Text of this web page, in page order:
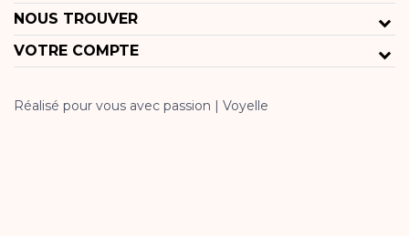
NOUS TROUVER
VOTRE COMPTE
Réalisé pour vous avec passion | Voyelle